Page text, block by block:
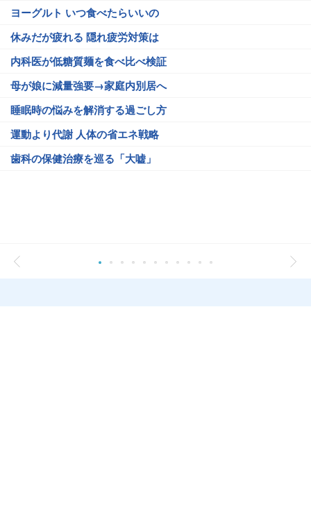
ヨーグルト いつ食べたらいいの
休みだが疲れる 隠れ疲労対策は
内科医が低糖質麺を食べ比べ検証
母が娘に減量強要→家庭内別居へ
睡眠時の悩みを解消する過ごし方
運動より代謝 人体の省エネ戦略
歯科の保健治療を巡る「大嘘」